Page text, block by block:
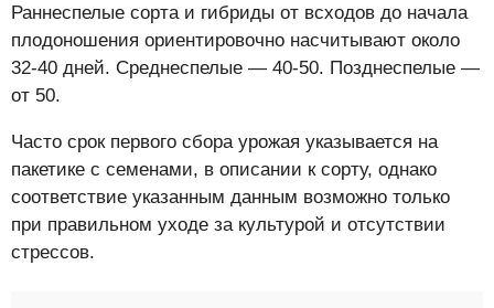
Раннеспелые сорта и гибриды от всходов до начала
плодоношения ориентировочно насчитывают около
32-40 дней. Среднеспелые — 40-50. Позднеспелые —
от 50.
Часто срок первого сбора урожая указывается на
пакетике с семенами, в описании к сорту, однако
соответствие указанным данным возможно только
при правильном уходе за культурой и отсутствии
стрессов.